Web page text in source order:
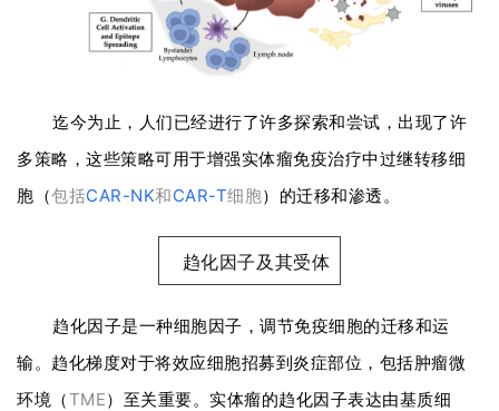
迄今为止，人们已经进行了许多探索和尝试，出现了许
多策略，这些策略可用于增强实体瘤免疫治疗中过继转移细
胞（包括CAR-NK和CAR-T细胞）的迁移和渗透。
趋化因子及其受体
趋化因子是一种细胞因子，调节免疫细胞的迁移和运
输。趋化梯度对于将效应细胞招募到炎症部位，包括肿瘤微
环境（TME）至关重要。实体瘤的趋化因子表达由基质细